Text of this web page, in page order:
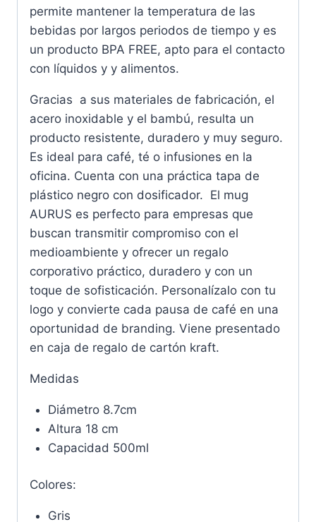
permite mantener la temperatura de las
bebidas por largos periodos de tiempo y es
un producto BPA FREE, apto para el contacto
con líquidos y y alimentos.
Gracias a sus materiales de fabricación, el
acero inoxidable y el bambú, resulta un
producto resistente, duradero y muy seguro.
Es ideal para café, té o infusiones en la
oficina. Cuenta con una práctica tapa de
plástico negro con dosificador. El mug
AURUS es perfecto para empresas que
buscan transmitir compromiso con el
medioambiente y ofrecer un regalo
corporativo práctico, duradero y con un
toque de sofisticación. Personalízalo con tu
logo y convierte cada pausa de café en una
oportunidad de branding. Viene presentado
en caja de regalo de cartón kraft.
Medidas
Diámetro 8.7cm
Altura 18 cm
Capacidad 500ml
Colores:
Gris